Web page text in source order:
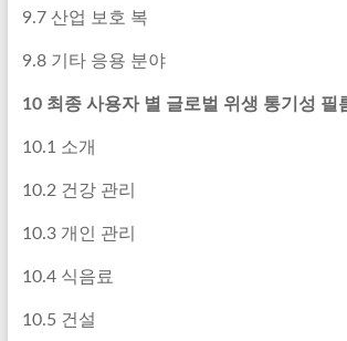
9.7 산업 보호 복
9.8 기타 응용 분야
10 최종 사용자 별 글로벌 위생 통기성 필
10.1 소개
10.2 건강 관리
10.3 개인 관리
10.4 식음료
10.5 건설